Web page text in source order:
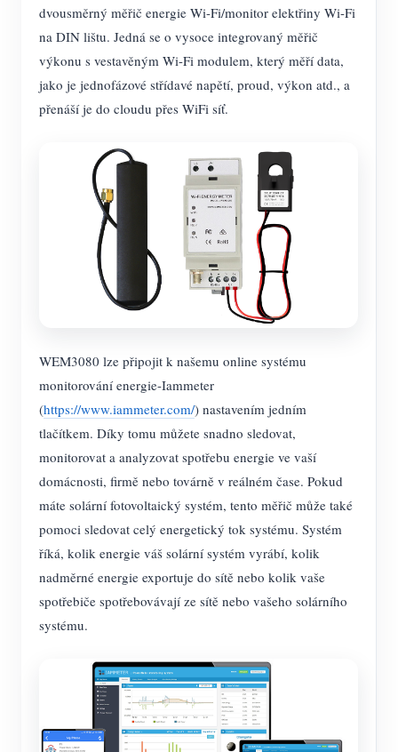
dvousměrný měřič energie Wi-Fi/monitor elektřiny Wi-Fi
na DIN lištu. Jedná se o vysoce integrovaný měřič
výkonu s vestavěným Wi-Fi modulem, který měří data,
jako je jednofázové střídavé napětí, proud, výkon atd., a
přenáší je do cloudu přes WiFi síť.
WEM3080 lze připojit k našemu online systému
monitorování energie-Iammeter
(https://www.iammeter.com/) nastavením jedním
tlačítkem. Díky tomu můžete snadno sledovat,
monitorovat a analyzovat spotřebu energie ve vaší
domácnosti, firmě nebo továrně v reálném čase. Pokud
máte solární fotovoltaický systém, tento měřič může také
pomoci sledovat celý energetický tok systému. Systém
říká, kolik energie váš solární systém vyrábí, kolik
nadměrné energie exportuje do sítě nebo kolik vaše
spotřebiče spotřebovávají ze sítě nebo vašeho solárního
systému.